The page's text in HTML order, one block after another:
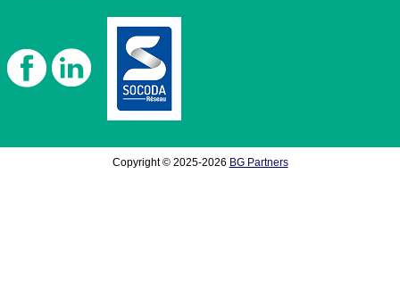
Copyright © 2025-2026 BG Partners